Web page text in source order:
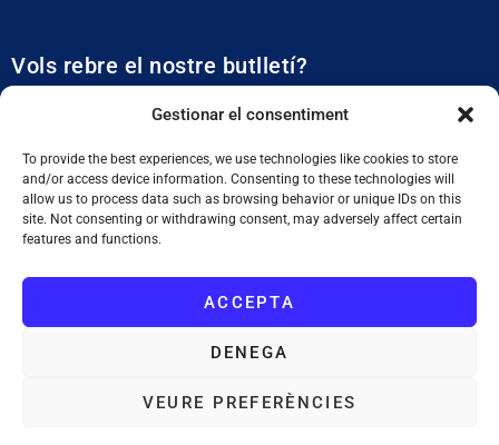
Gestionar el consentiment
To provide the best experiences, we use technologies like cookies to store
and/or access device information. Consenting to these technologies will
allow us to process data such as browsing behavior or unique IDs on this
site. Not consenting or withdrawing consent, may adversely affect certain
features and functions.
ACCEPTA
DENEGA
VEURE PREFERÈNCIES
Vols rebre el nostre butlletí?
He llegit i accepto laPolítica de Privacitat
Ajuntament de Tiana: Plaça de la Vila, 1. 08391 Tiana. Tel. 933 955